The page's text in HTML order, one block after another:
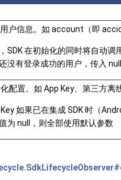
户信息。如 account（即
SDK 在初始化的同时将自动
没有登录成功的用户，传入
配置。如 App Key、第三方
如果已在集成 SDK 时（
为 null，则全部使用默认参数